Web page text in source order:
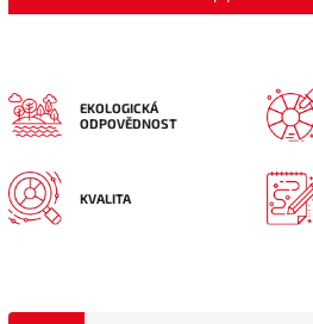
EKOLOGICKÁ
ODPOVĚDNOST
KVALITA